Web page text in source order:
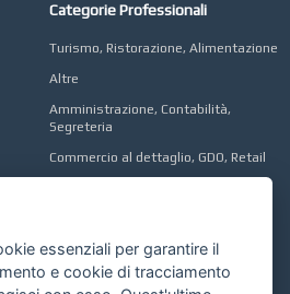
Categorie Professionali
Turismo, Ristorazione, Alimentazione
Altre
Amministrazione, Contabilità,
Segreteria
Commercio al dettaglio, GDO, Retail
essenziali per garantire il
e cookie di tracciamento